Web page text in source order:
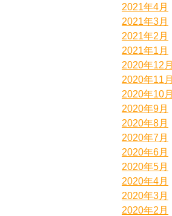
2021年4月
2021年3月
2021年2月
2021年1月
2020年12月
2020年11月
2020年10月
2020年9月
2020年8月
2020年7月
2020年6月
2020年5月
2020年4月
2020年3月
2020年2月